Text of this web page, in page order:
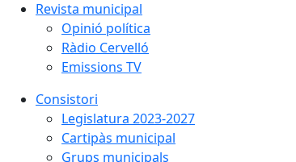
Revista municipal
Opinió política
Ràdio Cervelló
Emissions TV
Consistori
Legislatura 2023-2027
Cartipàs municipal
Grups municipals